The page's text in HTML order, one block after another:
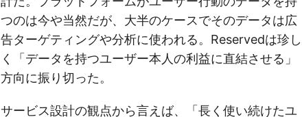
つのは今や当然だが、大半のケースでそのデータは広
告ターゲティングや分析に使われる。Reservedは珍し
く「データを持つユーザー本人の利益に直結させる」
方向に振り切った。
サービス設計の観点から言えば、「長く使い続けたユ